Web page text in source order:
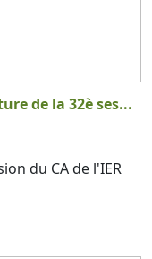
de la 32è ses...
du CA de l'IER